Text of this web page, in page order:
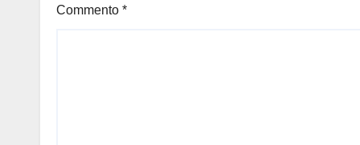
Commento *